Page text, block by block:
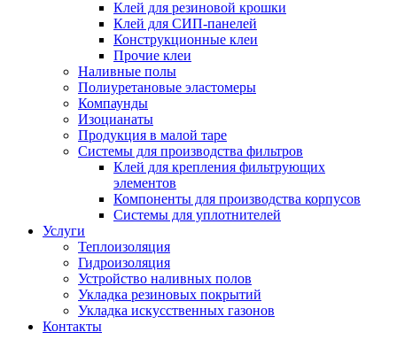
Клей для резиновой крошки
Клей для СИП-панелей
Конструкционные клеи
Прочие клеи
Наливные полы
Полиуретановые эластомеры
Компаунды
Изоцианаты
Продукция в малой таре
Системы для производства фильтров
Клей для крепления фильтрующих
элементов
Компоненты для производства корпусов
Системы для уплотнителей
Услуги
Теплоизоляция
Гидроизоляция
Устройство наливных полов
Укладка резиновых покрытий
Укладка искусственных газонов
Контакты